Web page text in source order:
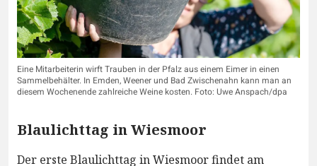
Eine Mitarbeiterin wirft Trauben in der Pfalz aus einem Eimer in einen
Sammelbehälter. In Emden, Weener und Bad Zwischenahn kann man an
diesem Wochenende zahlreiche Weine kosten. Foto: Uwe Anspach/dpa
Blaulichttag in Wiesmoor
Der erste Blaulichttag in Wiesmoor findet am